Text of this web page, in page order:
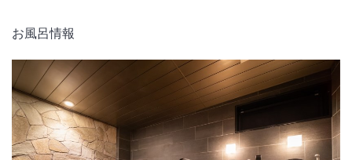
お風呂情報